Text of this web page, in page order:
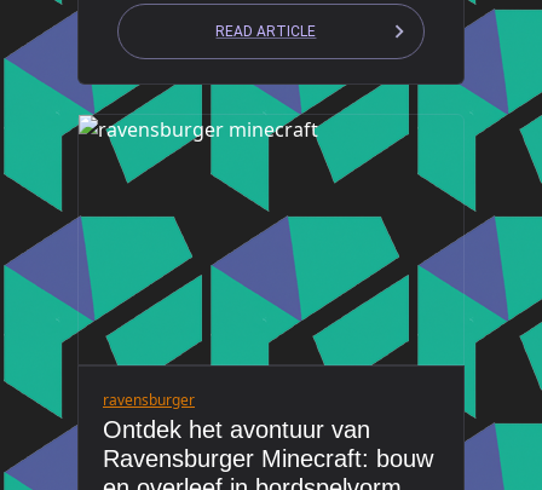
READ ARTICLE
ravensburger
Ontdek het avontuur van
Ravensburger Minecraft: bouw